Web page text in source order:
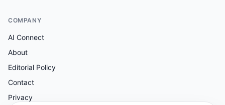
COMPANY
AI Connect
About
Editorial Policy
Contact
Privacy